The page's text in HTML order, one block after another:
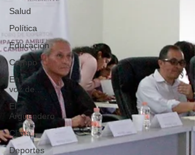
Salud
Política
Educación
Campo
En la
voz de...
El
Argüendero
Clima
Deportes